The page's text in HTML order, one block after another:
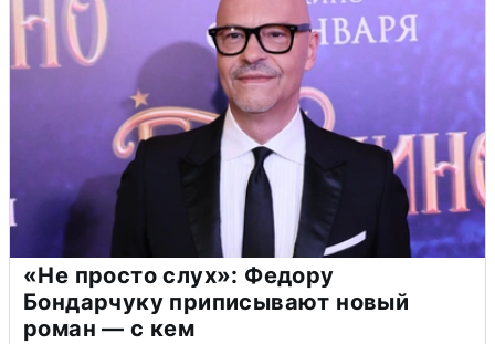
«Не просто слух»: Федору
Бондарчуку приписывают новый
роман — с кем